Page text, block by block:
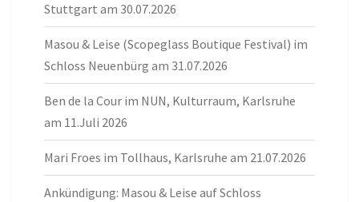
Stuttgart am 30.07.2026
Masou & Leise (Scopeglass Boutique Festival) im
Schloss Neuenbürg am 31.07.2026
Ben de la Cour im NUN, Kulturraum, Karlsruhe
am 11.Juli 2026
Mari Froes im Tollhaus, Karlsruhe am 21.07.2026
Ankündigung: Masou & Leise auf Schloss